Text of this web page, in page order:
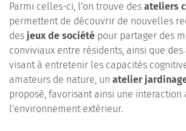
Parmi celles-ci, l'on trouve des ateliers
permettent de découvrir de nouvelles
des jeux de société pour partager des
conviviaux entre résidents, ainsi que des
visant à entretenir les capacités
amateurs de nature, un atelier
proposé, favorisant ainsi une interaction
l'environnement extérieur.